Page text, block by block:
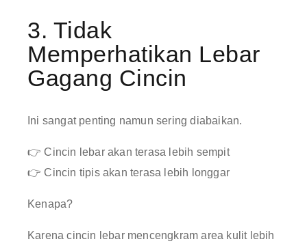
3. Tidak
Memperhatikan Lebar
Gagang Cincin
Ini sangat penting namun sering diabaikan.
👉 Cincin lebar akan terasa lebih sempit
👉 Cincin tipis akan terasa lebih longgar
Kenapa?
Karena cincin lebar mencengkram area kulit lebih